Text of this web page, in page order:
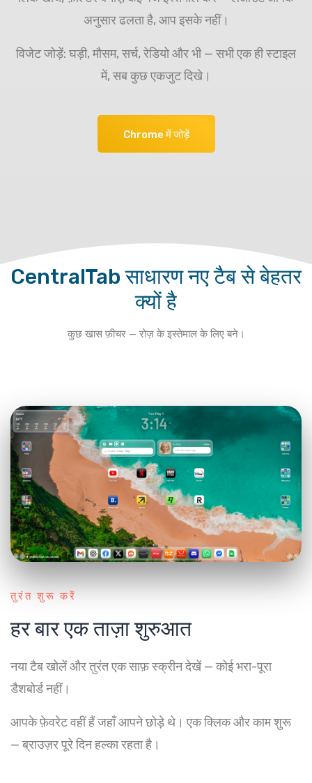
अनुसार ढलता है, आप इसके नहीं।
विजेट जोड़ें: घड़ी, मौसम, सर्च, रेडियो और भी — सभी एक ही स्टाइल
में, सब कुछ एकजुट दिखे।
Chrome में जोड़ें
CentralTab साधारण नए टैब से बेहतर
क्यों है
कुछ खास फ़ीचर — रोज़ के इस्तेमाल के लिए बने।
तुरंत शुरू करें
हर बार एक ताज़ा शुरुआत
नया टैब खोलें और तुरंत एक साफ़ स्क्रीन देखें — कोई भरा-पूरा
डैशबोर्ड नहीं।
आपके फ़ेवरेट वहीं हैं जहाँ आपने छोड़े थे। एक क्लिक और काम शुरू
— ब्राउज़र पूरे दिन हल्का रहता है।